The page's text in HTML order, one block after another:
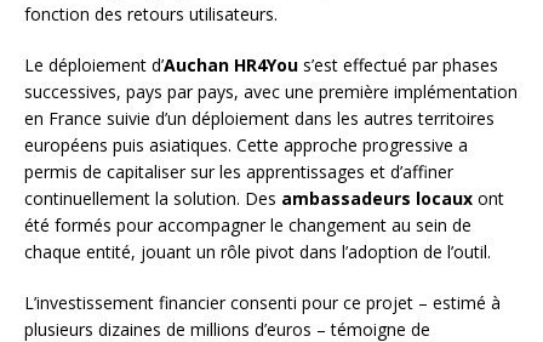
fonction des retours utilisateurs.
Le déploiement d’Auchan HR4You s’est effectué par phases
successives, pays par pays, avec une première implémentation
en France suivie d’un déploiement dans les autres territoires
européens puis asiatiques. Cette approche progressive a
permis de capitaliser sur les apprentissages et d’affiner
continuellement la solution. Des ambassadeurs locaux ont
été formés pour accompagner le changement au sein de
chaque entité, jouant un rôle pivot dans l’adoption de l’outil.
L’investissement financier consenti pour ce projet – estimé à
plusieurs dizaines de millions d’euros – témoigne de